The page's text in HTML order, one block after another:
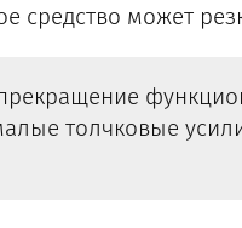
средство может
толчковые